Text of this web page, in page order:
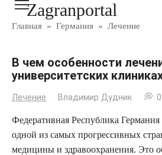
ПерейтиZagranportal
Главная » Германия » Лечение
В чем особенности
университетских
Лечение Владимир Дудник 0
Федеративная Республика Германия
одной из самых прогрессивных
медицины и здравоохранения. Это